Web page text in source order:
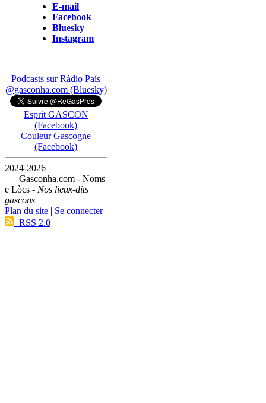
E-mail
Facebook
Bluesky
Instagram
Podcasts sur Ràdio País
@gasconha.com (Bluesky)
Esprit GASCON
(Facebook)
Couleur Gascogne
(Facebook)
2024-2026
— Gasconha.com - Noms
e Lòcs - Nos lieux-dits
gascons
Plan du site | Se connecter|
RSS 2.0